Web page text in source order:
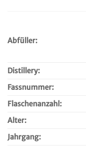
Abfüller:
Distillery:
Fassnummer:
Flaschenanzahl:
Alter:
Jahrgang: